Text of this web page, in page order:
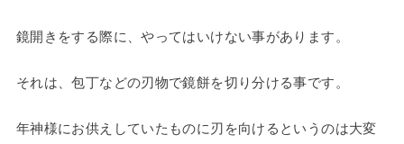
鏡開きをする際に、やってはいけない事があります。
それは、包丁などの刃物で鏡餅を切り分ける事です。
年神様にお供えしていたものに刃を向けるというのは大変